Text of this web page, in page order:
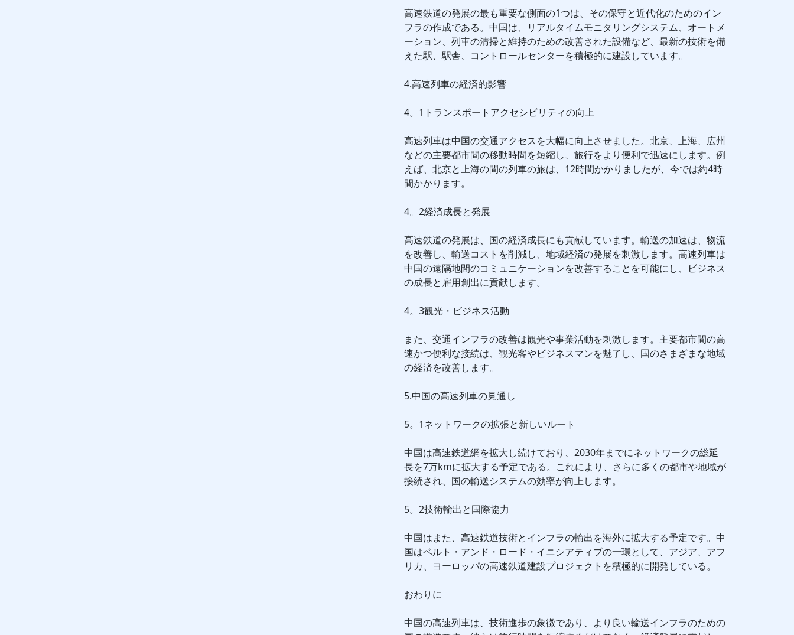
高速鉄道の発展の最も重要な側面の1つは、その保守と近代化のためのイン
フラの作成である。中国は、リアルタイムモニタリングシステム、オートメ
ーション、列車の清掃と維持のための改善された設備など、最新の技術を備
えた駅、駅舎、コントロールセンターを積極的に建設しています。
4.高速列車の経済的影響
4。1トランスポートアクセシビリティの向上
高速列車は中国の交通アクセスを大幅に向上させました。北京、上海、広州
などの主要都市間の移動時間を短縮し、旅行をより便利で迅速にします。例
えば、北京と上海の間の列車の旅は、12時間かかりましたが、今では約4時
間かかります。
4。2経済成長と発展
高速鉄道の発展は、国の経済成長にも貢献しています。輸送の加速は、物流
を改善し、輸送コストを削減し、地域経済の発展を刺激します。高速列車は
中国の遠隔地間のコミュニケーションを改善することを可能にし、ビジネス
の成長と雇用創出に貢献します。
4。3観光・ビジネス活動
また、交通インフラの改善は観光や事業活動を刺激します。主要都市間の高
速かつ便利な接続は、観光客やビジネスマンを魅了し、国のさまざまな地域
の経済を改善します。
5.中国の高速列車の見通し
5。1ネットワークの拡張と新しいルート
中国は高速鉄道網を拡大し続けており、2030年までにネットワークの総延
長を7万kmに拡大する予定である。これにより、さらに多くの都市や地域が
接続され、国の輸送システムの効率が向上します。
5。2技術輸出と国際協力
中国はまた、高速鉄道技術とインフラの輸出を海外に拡大する予定です。中
国はベルト・アンド・ロード・イニシアティブの一環として、アジア、アフ
リカ、ヨーロッパの高速鉄道建設プロジェクトを積極的に開発している。
おわりに
中国の高速列車は、技術進歩の象徴であり、より良い輸送インフラのための